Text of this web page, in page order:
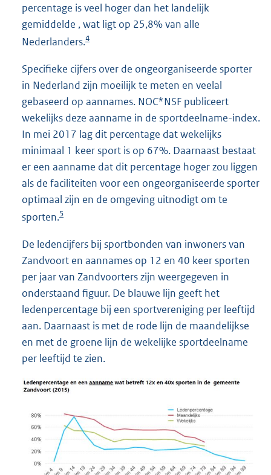
percentage is veel hoger dan het landelijk
gemiddelde , wat ligt op 25,8% van alle
Nederlanders.4
Specifieke cijfers over de ongeorganiseerde sporter
in Nederland zijn moeilijk te meten en veelal
gebaseerd op aannames. NOC*NSF publiceert
wekelijks deze aanname in de sportdeelname-index.
In mei 2017 lag dit percentage dat wekelijks
minimaal 1 keer sport is op 67%. Daarnaast bestaat
er een aanname dat dit percentage hoger zou liggen
als de faciliteiten voor een ongeorganiseerde sporter
optimaal zijn en de omgeving uitnodigt om te
sporten.5
De ledencijfers bij sportbonden van inwoners van
Zandvoort en aannames op 12 en 40 keer sporten
per jaar van Zandvoorters zijn weergegeven in
onderstaand figuur. De blauwe lijn geeft het
ledenpercentage bij een sportvereniging per leeftijd
aan. Daarnaast is met de rode lijn de maandelijkse
en met de groene lijn de wekelijke sportdeelname
per leeftijd te zien.